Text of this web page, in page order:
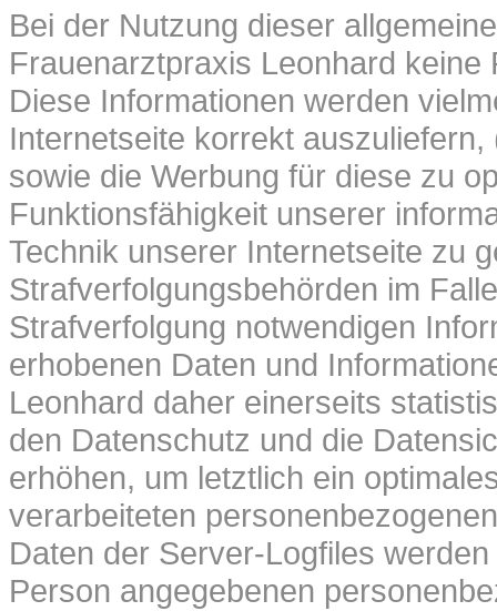
Bei der Nutzung dieser
Frauenarztpraxis Leonhard
Diese Informationen werden
Internetseite korrekt
sowie die Werbung für diese zu
Funktionsfähigkeit unserer
Technik unserer Internetseite zu
Strafverfolgungsbehörden im
Strafverfolgung notwendigen
erhobenen Daten und
Leonhard daher einerseits
den Datenschutz und die
erhöhen, um letztlich ein
verarbeiteten
Daten der Server-Logfiles
Person angegebenen